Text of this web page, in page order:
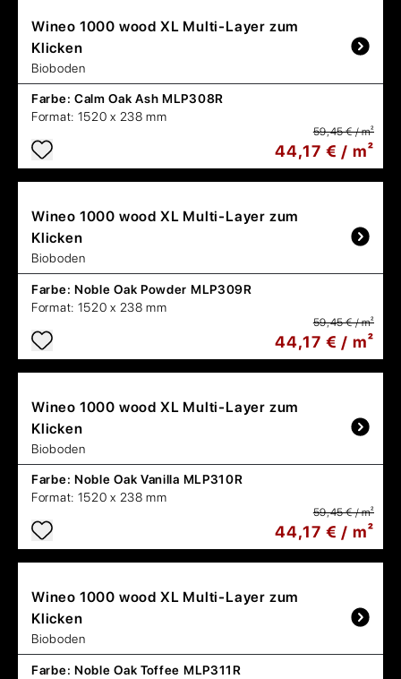
Wineo 1000 wood XL Multi-Layer zum
Klicken
Bioboden
Farbe: Calm Oak Ash MLP308R
Format: 1520 x 238 mm
59,45 € / m²
44,17 € / m²
Wineo 1000 wood XL Multi-Layer zum
Klicken
Bioboden
Farbe: Noble Oak Powder MLP309R
Format: 1520 x 238 mm
59,45 € / m²
44,17 € / m²
Wineo 1000 wood XL Multi-Layer zum
Klicken
Bioboden
Farbe: Noble Oak Vanilla MLP310R
Format: 1520 x 238 mm
59,45 € / m²
44,17 € / m²
Wineo 1000 wood XL Multi-Layer zum
Klicken
Bioboden
Farbe: Noble Oak Toffee MLP311R